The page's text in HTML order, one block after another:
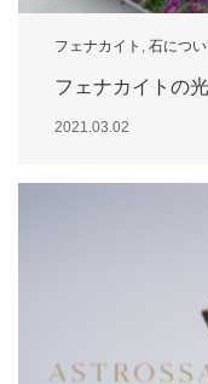
フェナカイト , 石につ
フェナカイトの光
2021.03.02